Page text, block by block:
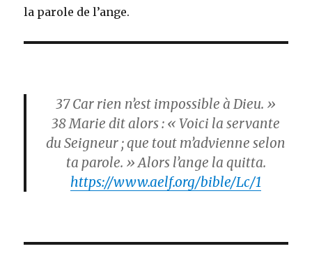
la parole de l’ange.
37Car rien n’est impossible à Dieu. »
38Marie dit alors : « Voici la servante
du Seigneur ; que tout m’advienne selon
ta parole. » Alors l’ange la quitta.
https://www.aelf.org/bible/Lc/1